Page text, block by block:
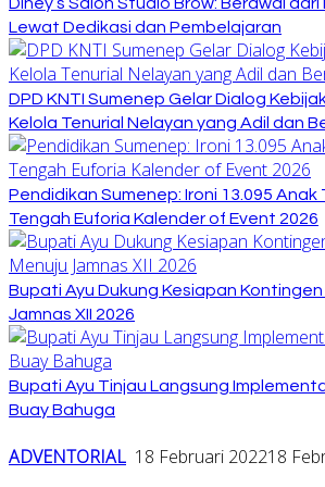
Lewat Dedikasi dan Pembelajaran
DPD KNTI Sumenep Gelar Dialog
Kelola Tenurial Nelayan yang Adil dan
Pendidikan Sumenep: Ironi 13.095 Anak
Tengah Euforia Kalender of Event 2026
Bupati Ayu Dukung Kesiapan Kontingen
Jamnas XII 2026
Bupati Ayu Tinjau Langsung
Buay Bahuga
ADVENTORIAL 18 Februari 202218